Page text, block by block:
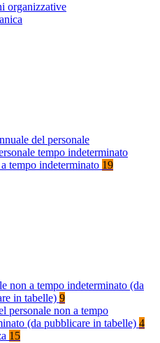
organizzative
del personale
tempo indeterminato
tempo indeterminato 19
non a tempo indeterminato (da
in tabelle) 9
personale non a tempo
(da pubblicare in tabelle) 4
15